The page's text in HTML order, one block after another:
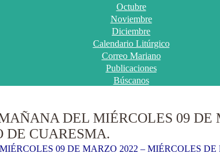
Octubre
Noviembre
Diciembre
Calendario Litúrgico
Correo Mariano
Publicaciones
Búscanos
DEL MIÉRCOLES 09 DE
DE CUARESMA.
09 DE MARZO 2022 – MIÉRCOLES